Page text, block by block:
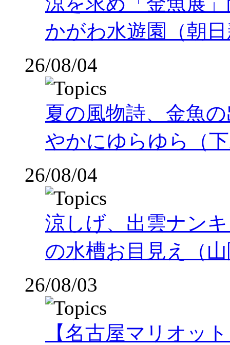
かがわ水遊園（朝
26/08/04
夏の風物詩、金魚
やかにゆらゆら（
26/08/04
涼しげ、出雲ナン
の水槽お目見え（
26/08/03
【名古屋マリオッ